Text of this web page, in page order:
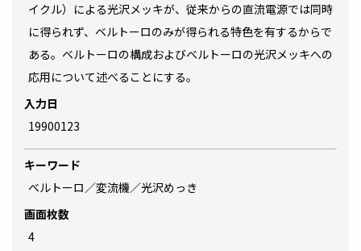
イクル）による光沢メッキが、従来からの直流電源では同時
に得られず、ベルトーロのみが得られる特色を有するからで
ある。ベルトーロの構成およびベルトーロの光沢メッキへの
応用について述べることにする。
入力日
19900123
キーワード
ベルトーロ／変流機／光沢めっき
画面枚数
4